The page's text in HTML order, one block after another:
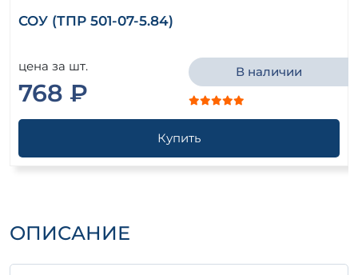
СОУ (ТПР 501-07-5.84)
цена за шт.
768 ₽
В наличии
Купить
ОПИСАНИЕ